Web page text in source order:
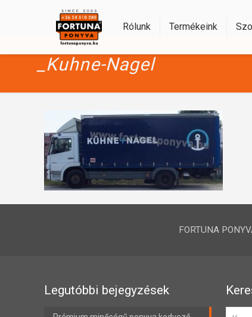
Rólunk Termékeink
_Kuhne-Nagel
FORTUNA
Legutóbbi bejegyzések